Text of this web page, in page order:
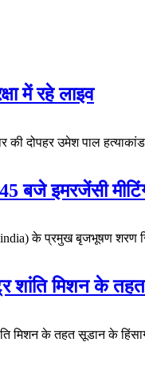
में रहे लाइव
दोपहर उमेश पाल
बजे इमरजेंसी
के प्रमुख बृजभूषण
मिशन के
मिशन के तहत सूडान के